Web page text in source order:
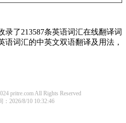
录了213587条英语词汇在线翻译词
语词汇的中英文双语翻译及用法，
pritre.com All Rights Reserved
：2026/8/10 10:32:46